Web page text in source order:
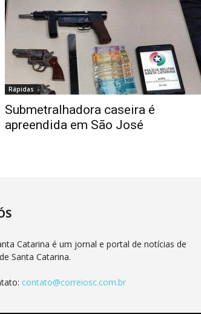
Rápidas
Submetralhadora caseira é
apreendida em São José
Catarina é um jornal e portal de notícias de
Santa Catarina.
contato@correiosc.com.br